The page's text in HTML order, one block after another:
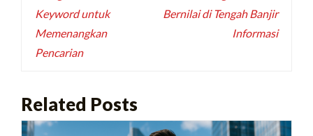
Keyword untuk
Memenangkan
Pencarian
Bernilai di Tengah Banjir
Informasi
Related Posts